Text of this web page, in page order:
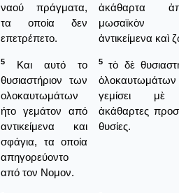
ναού πράγματα,
τα οποία δεν
επετρέπετο.
ἀκάθαρτα
μωσαϊκὸν
ἀντικείμενα καὶ
5
Και αυτό το
θυσιαστήριον των
ολοκαυτωμάτων
ήτο γεμάτον από
αντικείμενα και
σφάγια, τα οποία
απηγορεύοντο
από τον Νομον.
5
τὸ δὲ
γεμίσει μὲ
ἀκάθαρτες
θυσίες.